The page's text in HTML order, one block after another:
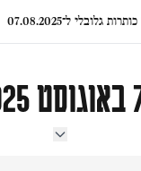
גלובלי ל־07.08.2025
2025